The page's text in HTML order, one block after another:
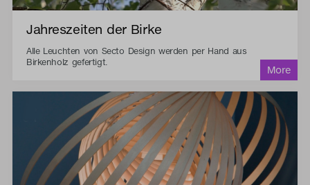
Jahreszeiten der Birke
Alle Leuchten von Secto Design werden per Hand aus
Birkenholz gefertigt.